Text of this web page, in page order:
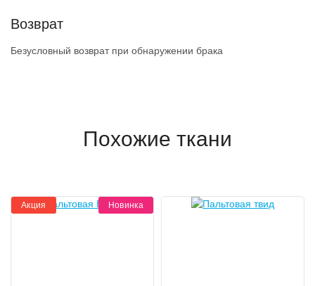
Возврат
Безусловный возврат при обнаружении брака
Похожие ткани
Акция Новинка